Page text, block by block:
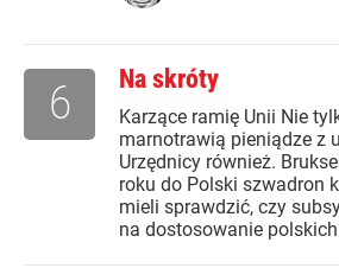
Na skróty
Karzące ramię Unii Nie
marnotrawią pieniądze z
Urzędnicy również.
roku do Polski szwadron
mieli sprawdzić, czy
na dostosowanie
6